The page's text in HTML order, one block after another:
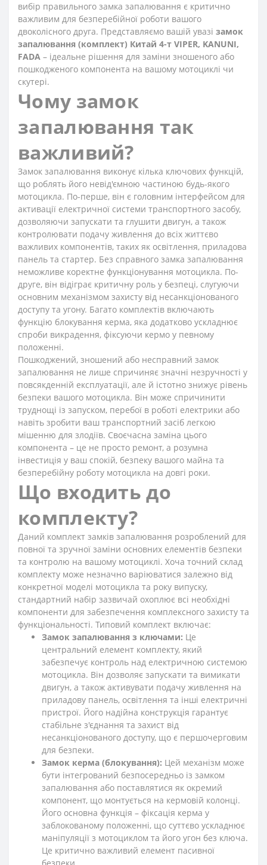
вибір правильного замка запалювання є критично
важливим для безперебійної роботи вашого
двоколісного друга. Представляємо вашій увазі замок
запалювання (комплект) Китай 4-т VIPER, KANUNI,
FADA – ідеальне рішення для заміни зношеного або
пошкодженого компонента на вашому мотоциклі чи
скутері.
Чому замок
запалювання так
важливий?
Замок запалювання виконує кілька ключових функцій,
що роблять його невід'ємною частиною будь-якого
мотоцикла. По-перше, він є головним інтерфейсом для
активації електричної системи транспортного засобу,
дозволяючи запускати та глушити двигун, а також
контролювати подачу живлення до всіх життєво
важливих компонентів, таких як освітлення, приладова
панель та стартер. Без справного замка запалювання
неможливе коректне функціонування мотоцикла. По-
друге, він відіграє критичну роль у безпеці, слугуючи
основним механізмом захисту від несанкціонованого
доступу та угону. Багато комплектів включають
функцію блокування керма, яка додатково ускладнює
спроби викрадення, фіксуючи кермо у певному
положенні.
Пошкоджений, зношений або несправний замок
запалювання не лише спричиняє значні незручності у
повсякденній експлуатації, але й істотно знижує рівень
безпеки вашого мотоцикла. Він може спричинити
труднощі із запуском, перебої в роботі електрики або
навіть зробити ваш транспортний засіб легкою
мішенню для злодіїв. Своєчасна заміна цього
компонента – це не просто ремонт, а розумна
інвестиція у ваш спокій, безпеку вашого майна та
безперебійну роботу мотоцикла на довгі роки.
Що входить до
комплекту?
Даний комплект замків запалювання розроблений для
повної та зручної заміни основних елементів безпеки
та контролю на вашому мотоциклі. Хоча точний склад
комплекту може незначно варіюватися залежно від
конкретної моделі мотоцикла та року випуску,
стандартний набір зазвичай охоплює всі необхідні
компоненти для забезпечення комплексного захисту та
функціональності. Типовий комплект включає:
Замок запалювання з ключами: Це
центральний елемент комплекту, який
забезпечує контроль над електричною системою
мотоцикла. Він дозволяє запускати та вимикати
двигун, а також активувати подачу живлення на
приладову панель, освітлення та інші електричні
пристрої. Його надійна конструкція гарантує
стабільне з'єднання та захист від
несанкціонованого доступу, що є першочерговим
для безпеки.
Замок керма (блокування): Цей механізм може
бути інтегрований безпосередньо із замком
запалювання або поставлятися як окремий
компонент, що монтується на кермовій колонці.
Його основна функція – фіксація керма у
заблокованому положенні, що суттєво ускладнює
маніпуляції з мотоциклом та його угон без ключа.
Це критично важливий елемент пасивної